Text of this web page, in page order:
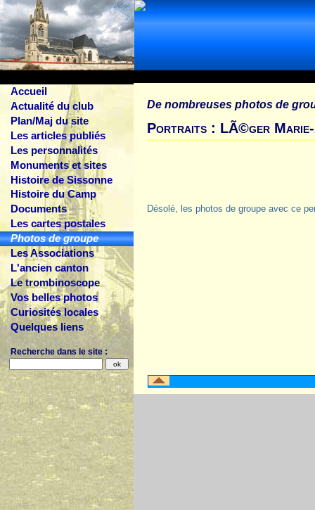
Accueil
Actualité du club
Plan/Maj du site
Les articles publiés
Les personnalités
Monuments et sites
Histoire de Sissonne
Histoire du Camp
Documents
Les cartes postales
Photos de groupe
Les Associations
L'ancien canton
Le trombinoscope
Vos belles photos
Curiosités locales
Quelques liens
Recherche dans le site :
De nombreuses photos de
Portraits : LÃ©ger
Désolé, les photos de groupe avec ce